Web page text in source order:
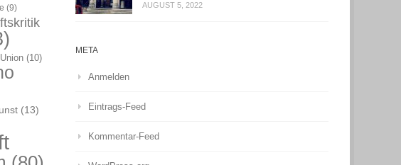
(9)
(10)
(13)
AUGUST 5, 2022
META
Anmelden
Eintrags-Feed
Kommentar-Feed